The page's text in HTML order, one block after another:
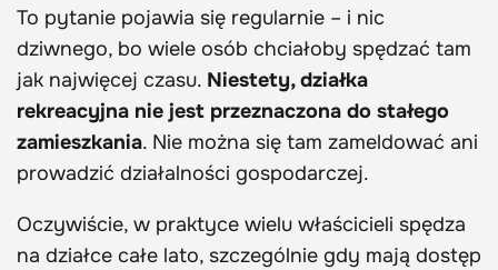
To pytanie pojawia się regularnie – i nic
dziwnego, bo wiele osób chciałoby spędzać tam
jak najwięcej czasu. Niestety, działka
rekreacyjna nie jest przeznaczona do stałego
zamieszkania. Nie można się tam zameldować ani
prowadzić działalności gospodarczej.
Oczywiście, w praktyce wielu właścicieli spędza
na działce całe lato, szczególnie gdy mają dostęp